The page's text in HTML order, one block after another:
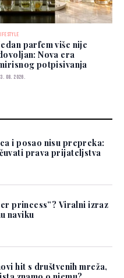
parfem više nije
Nova era
potpisivanja
08. 2026.
i posao nisu prepreka:
prava prijateljstva
princess”? Viralni izraz
naviku
hit s društvenih mreža,